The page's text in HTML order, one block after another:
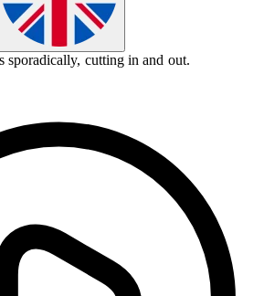
sporadically, cutting in and out.